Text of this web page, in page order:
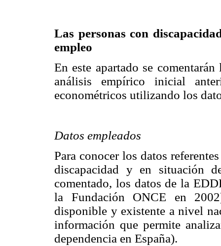
Las personas con
empleo
En este apartado se
análisis empírico inicial
econométricos utilizando los
Datos empleados
Para conocer los datos
discapacidad y en situación
comentado, los datos de la
la Fundación ONCE en
disponible y existente a nivel
información que permite
dependencia en España).